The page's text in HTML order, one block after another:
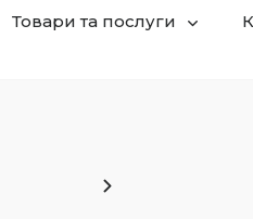
Товари та послуги